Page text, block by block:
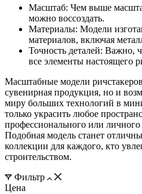
Масштаб: Чем выше
можно воссоздать.
Материалы: Модели
материалов, включая
Точность деталей: Важно,
все элементы настоящего
Масштабные модели
сувенирная продукция, но и
миру больших технологий в
только украсить любое
профессионального или личного
Подобная модель станет
коллекции для каждого, кто
строительством.
Фильтр
Цена